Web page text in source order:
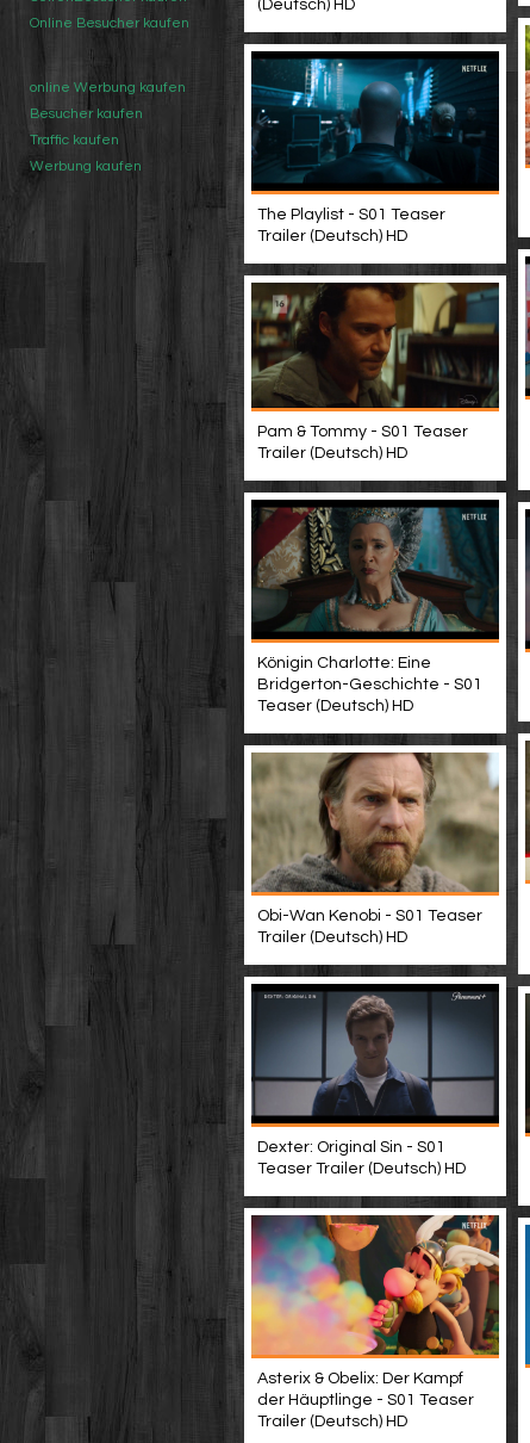
Online Besucher kaufen
online Werbung kaufen
Besucher kaufen
Traffic kaufen
Werbung kaufen
(Deutsch) HD
The Playlist - S01 Teaser
Trailer (Deutsch) HD
Pam & Tommy - S01 Teaser
Trailer (Deutsch) HD
Königin Charlotte: Eine
Bridgerton-Geschichte - S01
Teaser (Deutsch) HD
Obi-Wan Kenobi - S01 Teaser
Trailer (Deutsch) HD
Dexter: Original Sin - S01
Teaser Trailer (Deutsch) HD
Asterix & Obelix: Der Kampf
der Häuptlinge - S01 Teaser
Trailer (Deutsch) HD